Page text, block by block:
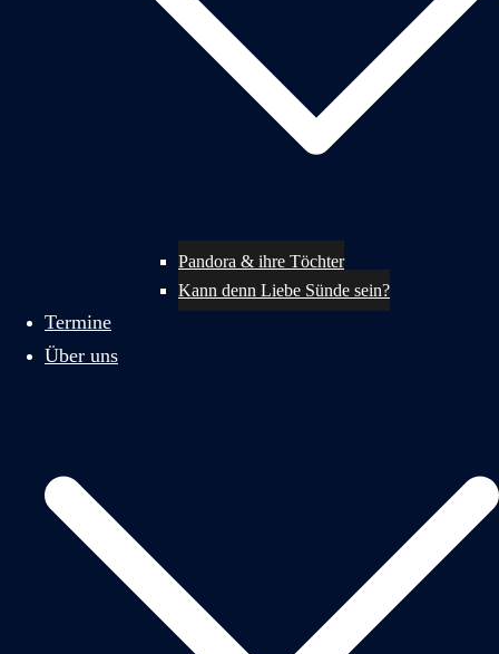
Pandora & ihre Töchter
Kann denn Liebe Sünde sein?
Termine
Über uns